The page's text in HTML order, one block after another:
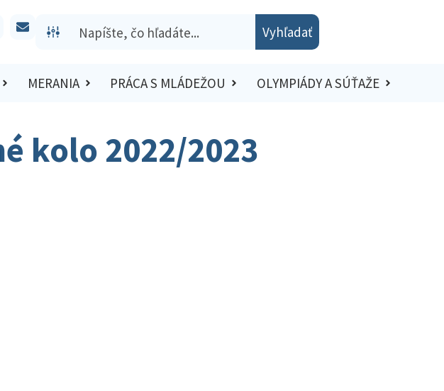
Vyhľadať
MERANIA PRÁCA S MLÁDEŽOU OLYMPIÁDY A SÚŤAŽE
kolo 2022/2023